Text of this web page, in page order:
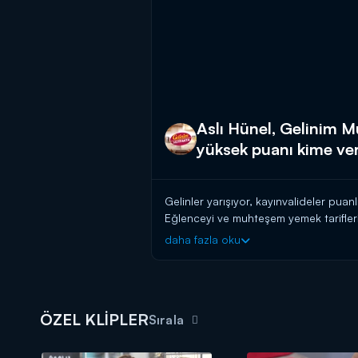
Aslı Hünel, Gelinim
yüksek puanı kime
Gelinler yarışıyor, kayınvalideler
Eğlenceyi ve muhteşem yemek
Başladığı tarihten itibaren hafta
BAŞVURULARINIZ İÇİN WEB ADRESİ:
daha fazla oku
ÖZEL KLİPLERSırala